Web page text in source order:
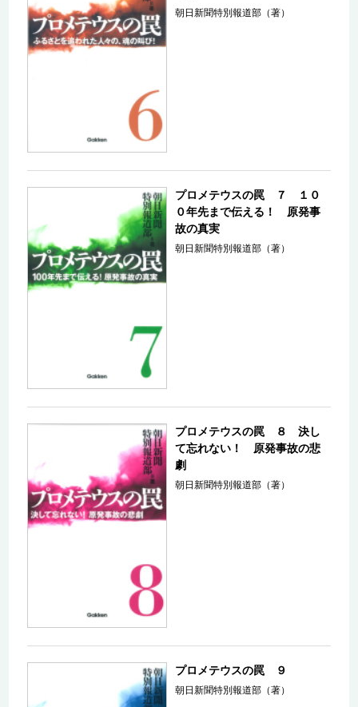
朝日新聞特別報道部（著）
プロメテウスの罠 ７ １０
０年先まで伝える！ 原発事
故の真実
朝日新聞特別報道部（著）
プロメテウスの罠 ８ 決し
て忘れない！ 原発事故の悲
劇
朝日新聞特別報道部（著）
プロメテウスの罠 ９
朝日新聞特別報道部（著）